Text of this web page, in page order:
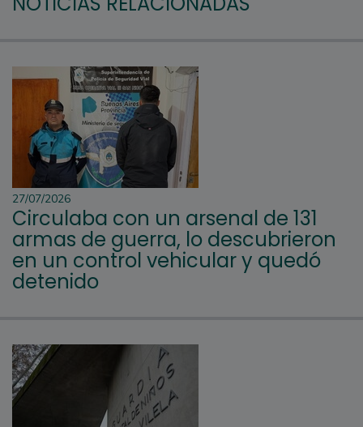
27/07/2026
Circulaba con un arsenal de 131
armas de guerra, lo descubrieron
en un control vehicular y quedó
detenido